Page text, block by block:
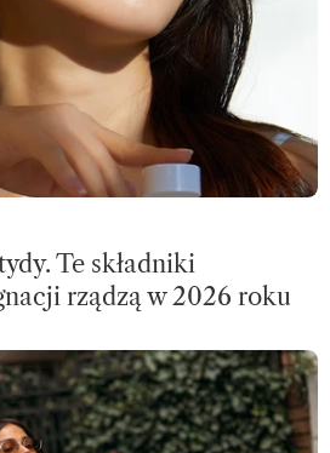
Te składniki
rządzą w 2026 roku